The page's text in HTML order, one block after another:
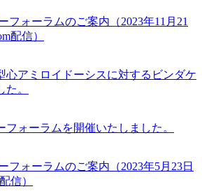
フォーラムのご案内（2023年11月21
配信）
心アミロイドーシスに対するビンダケ
。
フォーラムを開催いたしました。
フォーラムのご案内（2023年5月23日
信）